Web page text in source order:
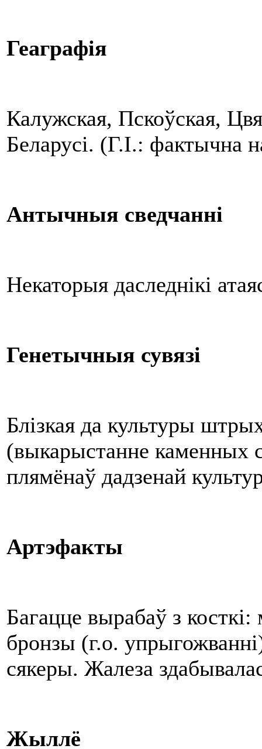
Геаграфія
Калужская, Пскоўская,
Беларусі. (Г.І.: фактычна
Антычныя сведчанні
Некаторыя даследнікі
Генетычныя сувязі
Блізкая да культуры
(выкарыстанне каменных
плямёнаў дадзенай
Артэфакты
Багацце вырабаў з
бронзы (г.о.
сякеры. Жалеза
Жыллё